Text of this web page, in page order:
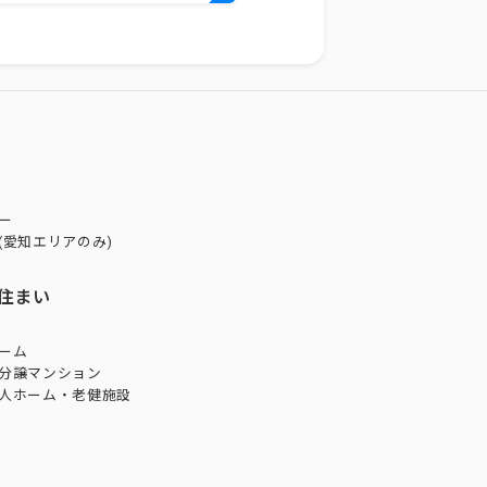
知エリアのみ)
まい
ム
譲マンション
ホーム・老健施設